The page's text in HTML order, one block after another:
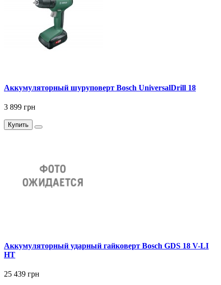
Аккумуляторный шуруповерт Bosch UniversalDrill 18
3 899 грн
Купить
Аккумуляторный ударный гайковерт Bosch GDS 18 V-LI
HT
25 439 грн